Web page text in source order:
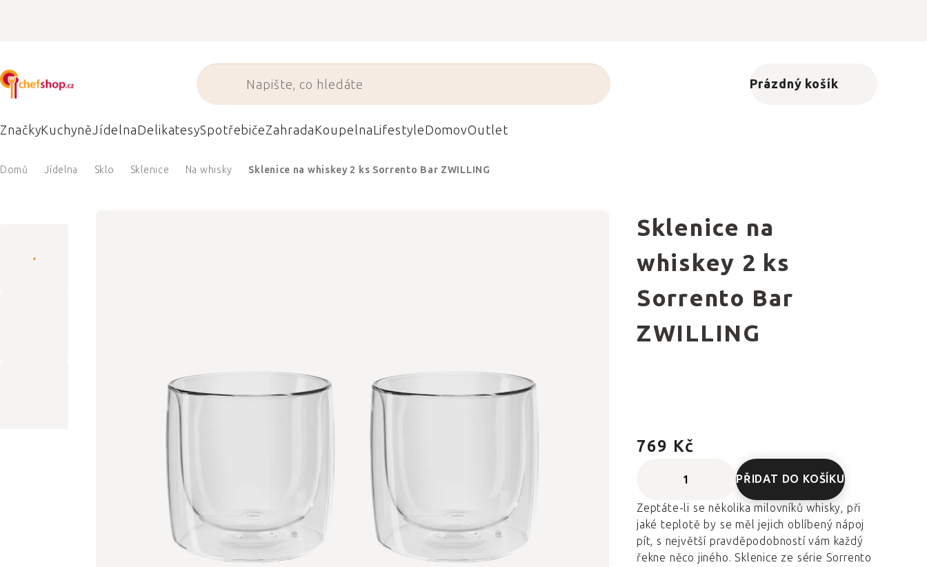
Nákupní košík
Prázdný košík
ZnačkyKuchyněJídelnaDelikatesySpotřebičeZahradaKoupelnaLifestyleDomovOutlet
Domů Jídelna Sklo Sklenice Na whisky Sklenice na whiskey 2 ks Sorrento Bar ZWILLING
Sklenice na
whiskey 2 ks
Sorrento Bar
ZWILLING
769 Kč
PŘIDAT DO KOŠÍKU
Zeptáte-li se několika milovníků whisky, při
jaké teplotě by se měl jejich oblíbený nápoj
pít, s největší pravděpodobností vám každý
řekne něco jiného. Sklenice ze série Sorrento